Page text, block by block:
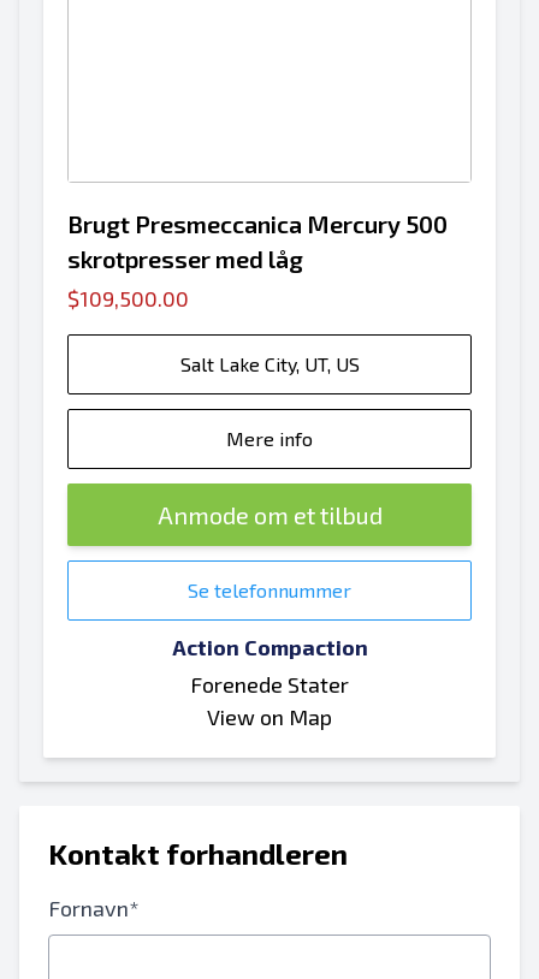
Brugt Presmeccanica Mercury 500
skrotpresser med låg
$109,500.00
Salt Lake City, UT, US
Mere info
Anmode om et tilbud
Se telefonnummer
Action Compaction
Forenede Stater
View on Map
Kontakt forhandleren
Fornavn*